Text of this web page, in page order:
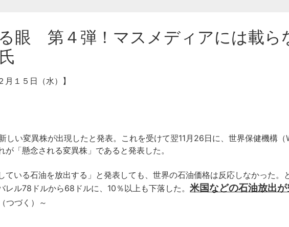
眼 第４弾！マスメディアには載ら
１５日（水）】
しい変異株が出現したと発表。これを受けて翌11月26日に、世界保健機構
が「懸念される変異株」であると発表した。
いる石油を放出する」と発表しても、世界の石油価格は反応しなかった。
ル78ドルから68ドルに、10％以上も下落した。 米国などの石油放出が
つづく）～